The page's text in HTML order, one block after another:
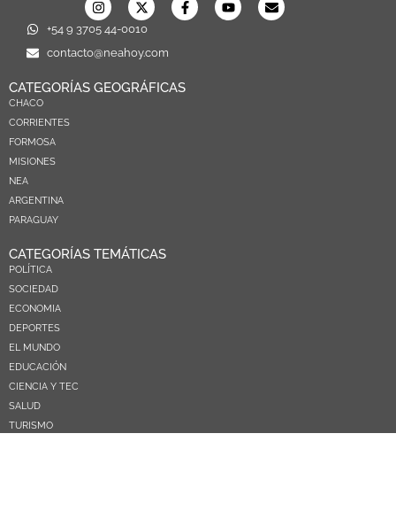
+54 9 3705 44-0010
contacto@neahoy.com
CATEGORÍAS GEOGRÁFICAS
CHACO
CORRIENTES
FORMOSA
MISIONES
NEA
ARGENTINA
PARAGUAY
CATEGORÍAS TEMÁTICAS
POLÍTICA
SOCIEDAD
ECONOMIA
DEPORTES
EL MUNDO
EDUCACIÓN
CIENCIA Y TEC
SALUD
TURISMO